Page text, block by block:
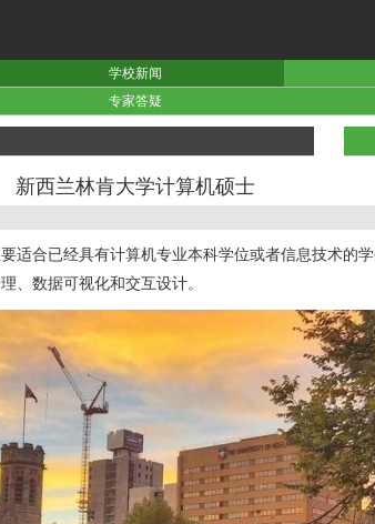
学校新闻
专家答疑
新西兰林肯大学计算机硕士
适合已经具有计算机专业本科学位或者信息技术的
、数据可视化和交互设计。